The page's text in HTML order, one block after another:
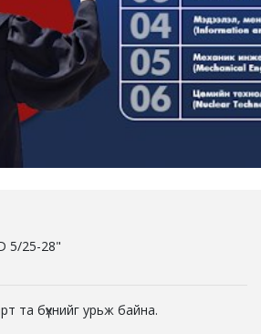
5/25-28"
та бүхнийг урьж байна.